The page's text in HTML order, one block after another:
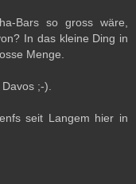
Bars so gross wäre,
In das kleine Ding in
Menge.
;-).
seit Langem hier in